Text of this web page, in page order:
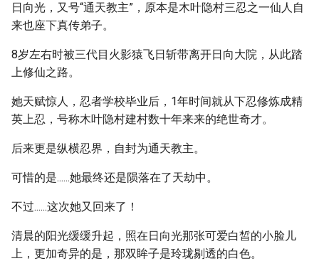
日向光，又号“通天教主”，原本是木叶隐村三忍之一仙人自
来也座下真传弟子。
8岁左右时被三代目火影猿飞日斩带离开日向大院，从此踏
上修仙之路。
她天赋惊人，忍者学校毕业后，1年时间就从下忍修炼成精
英上忍，号称木叶隐村建村数十年来来的绝世奇才。
后来更是纵横忍界，自封为通天教主。
可惜的是......她最终还是陨落在了天劫中。
不过......这次她又回来了！
清晨的阳光缓缓升起，照在日向光那张可爱白皙的小脸儿
上，更加奇异的是，那双眸子是玲珑剔透的白色。